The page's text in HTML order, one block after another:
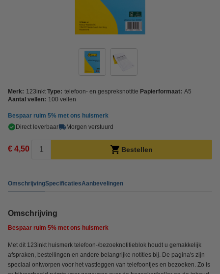
Merk: 123inkt Type: telefoon- en gespreksnotitie Papierformaat: A5
Aantal vellen: 100 vellen
Bespaar ruim 5% met ons huismerk
Direct leverbaar
Morgen verstuurd
€ 4,50 Bestellen
OmschrijvingSpecificatiesAanbevelingen
Omschrijving
Bespaar ruim 5% met ons huismerk
Met dit 123inkt huismerk telefoon-/bezoeknotitieblok houdt u gemakkelijk
afspraken, bestellingen en andere belangrijke notities bij. De pagina's zijn
speciaal ontworpen voor het vastleggen van telefoontjes en bezoeken. Zo is